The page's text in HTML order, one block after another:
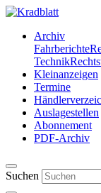
Archiv
Fahrberichte
Technik
Kleinanzeigen
Termine
Auslagestellen
Abonnement
PDF-Archiv
Suchen